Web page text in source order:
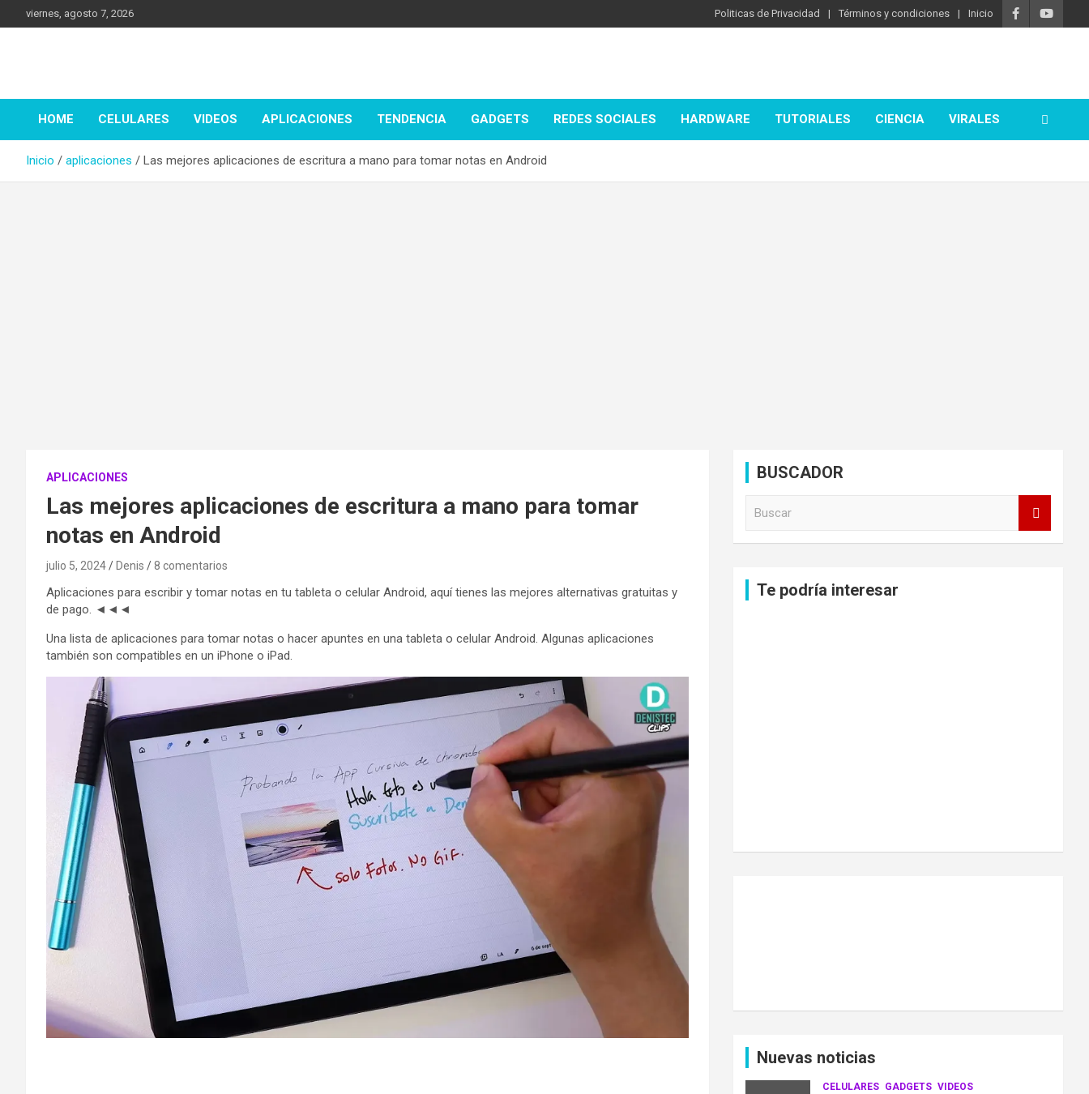
al
viernes, agosto 7, 2026 Politicas de Privacidad Términos y condiciones Inicio
DenisTec
y más!
HOME
CELULARES VIDEOS APLICACIONES TENDENCIA GADGETS REDES SOCIALES HARDWARE TUTORIALES CIENCIA VIRALES
Inicio aplicaciones Las mejores aplicaciones de escritura a mano para tomar notas en Android
APLICACIONES
Las mejores aplicaciones de escritura a mano para tomar
notas en Android
julio 5, 2024 Denis 8 comentarios
Aplicaciones para escribir y tomar notas en tu tableta o celular Android, aquí tienes las mejores alternativas gratuitas y
de pago. ◄◄◄
Una lista de aplicaciones para tomar notas o hacer apuntes en una tableta o celular Android. Algunas aplicaciones
también son compatibles en un iPhone o iPad.
BUSCADOR
Te podría interesar
Nuevas noticias
CELULARES GADGETS VIDEOS